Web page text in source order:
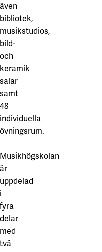
även
bibliotek,
musikstudios,
bild-
och
keramik
salar
samt
48
individuella
övningsrum.
Musikhögskolan
är
uppdelad
i
fyra
delar
med
två